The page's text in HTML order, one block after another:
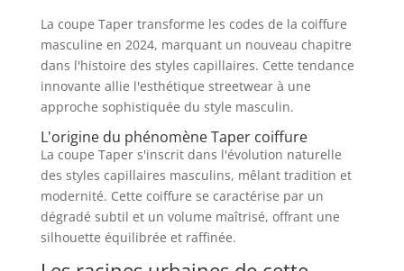
La coupe Taper transforme les codes de la coiffure
masculine en 2024, marquant un nouveau chapitre
dans l'histoire des styles capillaires. Cette tendance
innovante allie l'esthétique streetwear à une
approche sophistiquée du style masculin.
L'origine du phénomène Taper coiffure
La coupe Taper s'inscrit dans l'évolution naturelle
des styles capillaires masculins, mêlant tradition et
modernité. Cette coiffure se caractérise par un
dégradé subtil et un volume maîtrisé, offrant une
silhouette équilibrée et raffinée.